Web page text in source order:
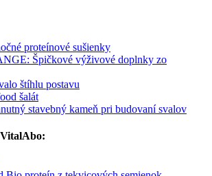
proteínové sušienky
Špičkové výživové doplnky zo
štíhlu postavu
šalát
stavebný kameň pri budovaní svalov